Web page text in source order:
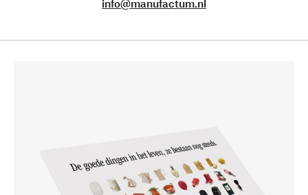
info@manufactum.nl